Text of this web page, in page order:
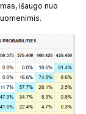
išaugo nuo